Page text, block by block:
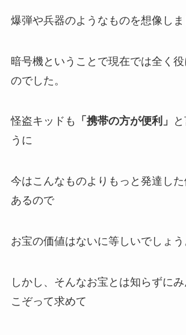
爆弾や兵器のようなものを想像しま
暗号機ということで現在では全く
のでした。
怪盗キッドも 「携帯の方が便利」
うに
今はこんなものよりもっと発達し
あるので
お宝の価値はないに等しいでしょう
しかし、そんなお宝とは知らずに
こぞって求めて